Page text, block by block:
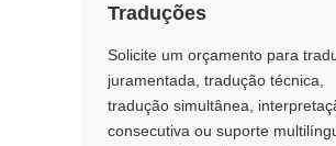
Traduções
Solicite um orçamento para
juramentada, tradução técnica,
tradução simultânea,
consecutiva ou suporte